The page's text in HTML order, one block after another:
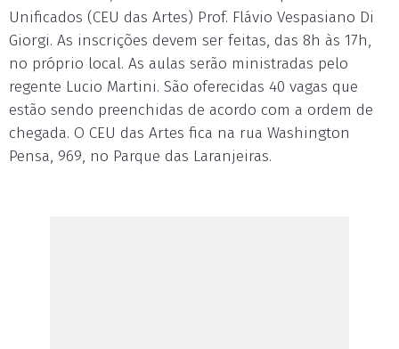
Unificados (CEU das Artes) Prof. Flávio Vespasiano Di
Giorgi. As inscrições devem ser feitas, das 8h às 17h,
no próprio local. As aulas serão ministradas pelo
regente Lucio Martini. São oferecidas 40 vagas que
estão sendo preenchidas de acordo com a ordem de
chegada. O CEU das Artes fica na rua Washington
Pensa, 969, no Parque das Laranjeiras.